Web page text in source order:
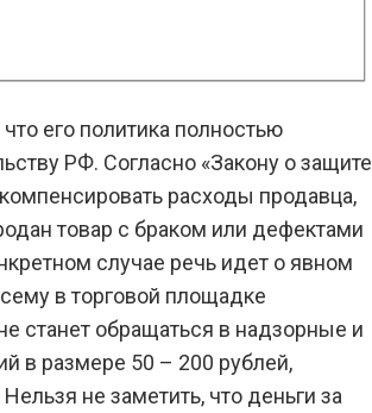
его политика полностью
РФ. Согласно «Закону о защите
расходы продавца,
товар с браком или дефектами
случае речь идет о явном
в торговой площадке
станет обращаться в надзорные и
в размере 50 – 200 рублей,
не заметить, что деньги за